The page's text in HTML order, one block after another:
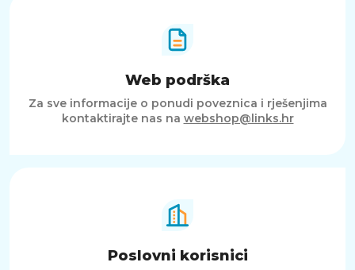
Web podrška
Za sve informacije o ponudi poveznica i rješenjima
kontaktirajte nas na webshop@links.hr
Poslovni korisnici